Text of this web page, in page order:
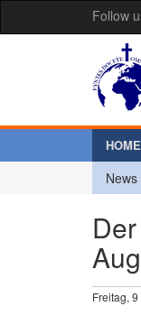
Follow
HOME
News
Freitag,